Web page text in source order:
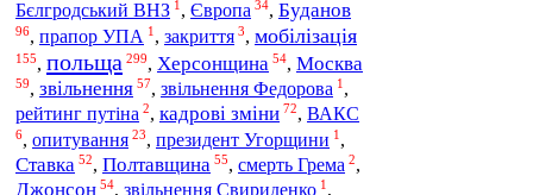
Бєлгродський ВНЗ 1 , Європа 34, Буданов
96, прапор УПА 1 , закриття 3, мобілізація
155, польща 299, Херсонщина 54, Москва
59, звільнення 57, звільнення Федорова 1 ,
рейтинг путіна 2, кадрові зміни 72, ВАКС
6, опитування 23, президент Угорщини 1 ,
Ставка 52, Полтавщина 55, смерть Грема 2,
Джонсон 54, звільнення Свириденко 1 ,